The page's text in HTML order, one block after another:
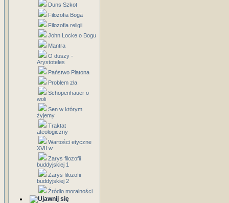
Duns Szkot
Filozofia Boga
Filozofia religii
John Locke o Bogu
Mantra
O duszy -
Arystoteles
Państwo Platona
Problem zła
Schopenhauer o
woli
Sen w którym
żyjemy
Traktat
ateologiczny
Wartości etyczne
XVII w.
Zarys filozofii
buddyjskiej 1
Zarys filozofii
buddyjskiej 2
Źródło moralności